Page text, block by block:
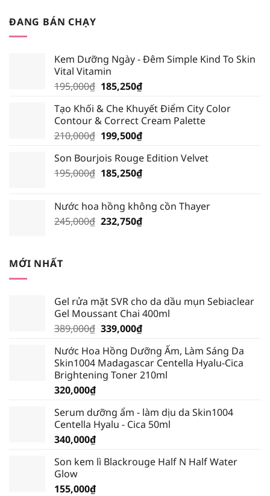
ĐANG BÁN CHẠY
Kem Dưỡng Ngày - Đêm Simple Kind To Skin
Vital Vitamin
195,000₫ Giá
là:
195,000₫.
185,250₫Giá
tại
là:
185,250₫.
Tạo Khối & Che Khuyết Điểm City Color
Contour & Correct Cream Palette
210,000₫ Giá
là:
210,000₫.
199,500₫Giá
tại
là:
Son Bourjois Rouge Edition Velvet
195,000₫ Giá
195,000₫.
185,250₫Giá
là:
185,250₫.
Nước hoa hồng không cồn Thayer
245,000₫ Giá
232,750₫Giá
MỚI NHẤT
Gel rửa mặt SVR cho da dầu mụn Sebiaclear
Gel Moussant Chai 400ml
389,000₫ Giá
là:
389,000₫.
339,000₫Giá
tại
là:
339,000₫.
Nước Hoa Hồng Dưỡng Ẩm, Làm Sáng Da
Skin1004 Madagascar Centella Hyalu-Cica
Brightening Toner 210ml
320,000₫
Serum dưỡng ẩm - làm dịu da Skin1004
Centella Hyalu - Cica 50ml
340,000₫
Son kem lì Blackrouge Half N Half Water
Glow
155,000₫